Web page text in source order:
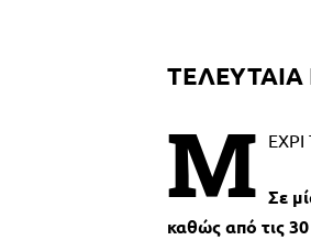
ΤΕΛΕΥΤΑΙΑ
Μ Σε
καθώς από τις